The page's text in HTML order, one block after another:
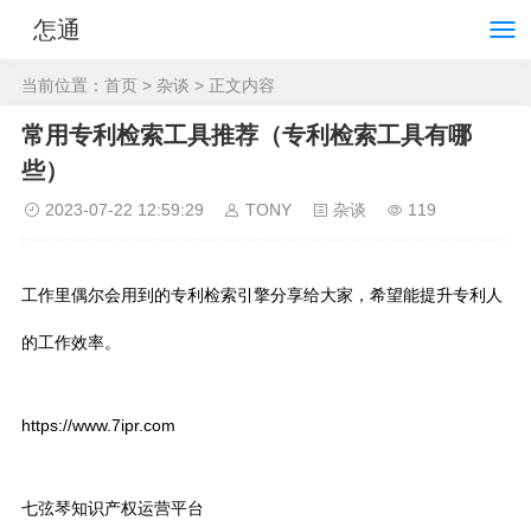
怎通
当前位置： 首页 > 杂谈 > 正文内容
常用专利检索工具推荐（专利检索工具有哪
些）
2023-07-22 12:59:29 TONY 杂谈 119
工作里偶尔会用到的专利检索引擎分享给大家，希望能提升专利人
的工作效率。
https://www.7ipr.com
七弦琴知识产权运营平台